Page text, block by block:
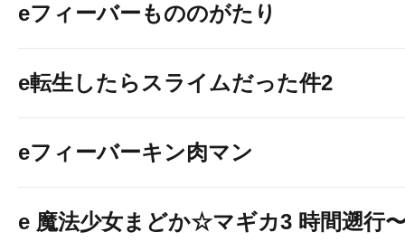
eフィーバーもののがたり
e転生したらスライムだった件2
eフィーバーキン肉マン
e 魔法少女まどか☆マギカ3 時間遡行